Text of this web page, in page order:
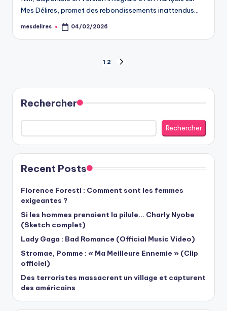
Mes Délires, promet des rebondissements inattendus…
Posted
mesdelires 04/02/2026
des
publications
1 2
Rechercher
Rechercher
Recent Posts
Florence Foresti : Comment sont les femmes
exigeantes ?
Si les hommes prenaient la pilule… Charly Nyobe
(Sketch complet)
Lady Gaga : Bad Romance (Official Music Video)
Stromae, Pomme : « Ma Meilleure Ennemie » (Clip
officiel)
Des terroristes massacrent un village et capturent
des américains